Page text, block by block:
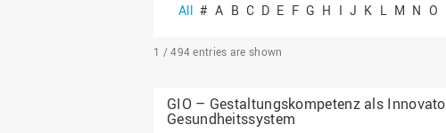
All # A B C D E F G H I J K L M N O
1 / 494 entries are shown
GIO – Gestaltungskompetenz als
Gesundheitssystem